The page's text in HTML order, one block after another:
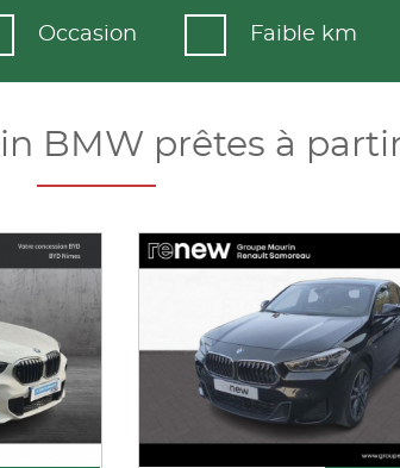
Occasion Faible km
BMW prêtes à